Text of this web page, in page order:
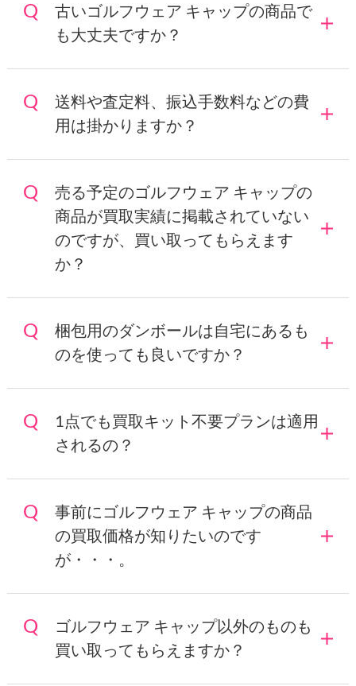
古いゴルフウェア キャップの商品で
も大丈夫ですか？
送料や査定料、振込手数料などの費
用は掛かりますか？
売る予定のゴルフウェア キャップの
商品が買取実績に掲載されていない
のですが、買い取ってもらえます
か？
梱包用のダンボールは自宅にあるも
のを使っても良いですか？
1点でも買取キット不要プランは適用
されるの？
事前にゴルフウェア キャップの商品
の買取価格が知りたいのです
が・・・。
ゴルフウェア キャップ以外のものも
買い取ってもらえますか？